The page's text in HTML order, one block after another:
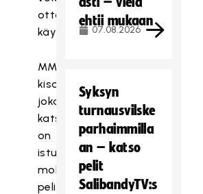
ottaa
käyttöön.
MM-
kisoissa
jokaiselle
katsojalle
on
istumapaikka
molemmilla
peliareenoilla.
ehtii mukaan
07.08.2026
Syksyn
turnausvilske
parhaimmilla
an – katso
pelit
SalibandyTV:s